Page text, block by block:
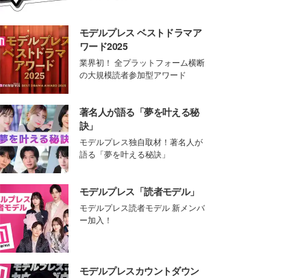
モデルプレス ベストドラマア
ワード2025
業界初！ 全プラットフォーム横断
の大規模読者参加型アワード
著名人が語る「夢を叶える秘
訣」
モデルプレス独自取材！著名人が
語る「夢を叶える秘訣」
モデルプレス「読者モデル」
モデルプレス読者モデル 新メンバ
ー加入！
モデルプレスカウントダウン